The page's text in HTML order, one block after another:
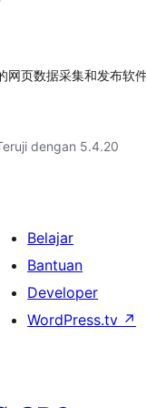
页数据采集和发布软
dengan 5.4.20
Belajar
Bantuan
Developer
WordPress.tv ↗